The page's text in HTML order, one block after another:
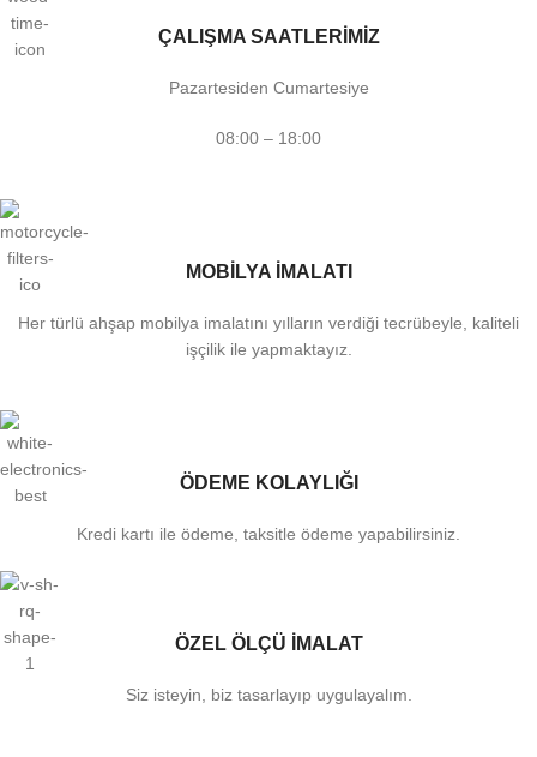
ÇALIŞMA SAATLERİMİZ
Pazartesiden Cumartesiye
08:00 – 18:00
MOBİLYA İMALATI
Her türlü ahşap mobilya imalatını yılların verdiği tecrübeyle, kaliteli
işçilik ile yapmaktayız.
ÖDEME KOLAYLIĞI
Kredi kartı ile ödeme, taksitle ödeme yapabilirsiniz.
ÖZEL ÖLÇÜ İMALAT
Siz isteyin, biz tasarlayıp uygulayalım.